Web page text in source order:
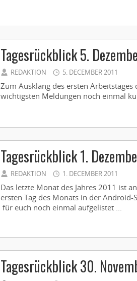
Tagesrückblick 5.
REDAKTION 5. DECEMBER 2011
Zum Ausklang des ersten Arbeitstages
wichtigsten Meldungen noch einmal
Tagesrückblick 1.
REDAKTION 1. DECEMBER 2011
Das letzte Monat des Jahres 2011 ist
ersten Tag des Monats in der Android-
für euch noch einmal aufgelistet ...
Tagesrückblick 30.